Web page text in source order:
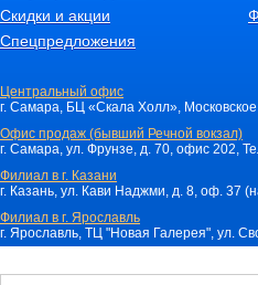
Скидки и акции
Спецпредложения
Центральный офис
г. Самара, БЦ «Скала Холл»,
Офис продаж (бывший Речной вокзал)
г. Самара, ул. Фрунзе, д. 70, офис 202,
Филиал в г. Казани
г. Казань, ул. Кави Наджми, д. 8, оф. 37
Филиал в г. Ярославль
г. Ярославль, ТЦ "Новая Галерея", ул.